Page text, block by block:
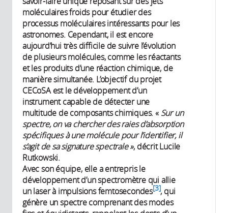
moléculaires froids pour étudier des
processus moléculaires intéressants pour les
astronomes. Cependant, il est encore
aujourd’hui très difficile de suivre l’évolution
de plusieurs molécules, comme les réactants
et les produits d’une réaction chimique, de
manière simultanée. L’objectif du projet
CECoSA est le développement d’un
instrument capable de détecter une
multitude de composants chimiques. « Sur un
spectre, on va chercher des raies d’absorption
spécifiques à une molécule pour l’identifier, il
s’agit de sa signature spectrale », décrit Lucile
Rutkowski.
Avec son équipe, elle a entrepris le
développement d’un spectromètre qui allie
un laser à impulsions femtosecondes 3 , qui
génère un spectre comprenant des modes